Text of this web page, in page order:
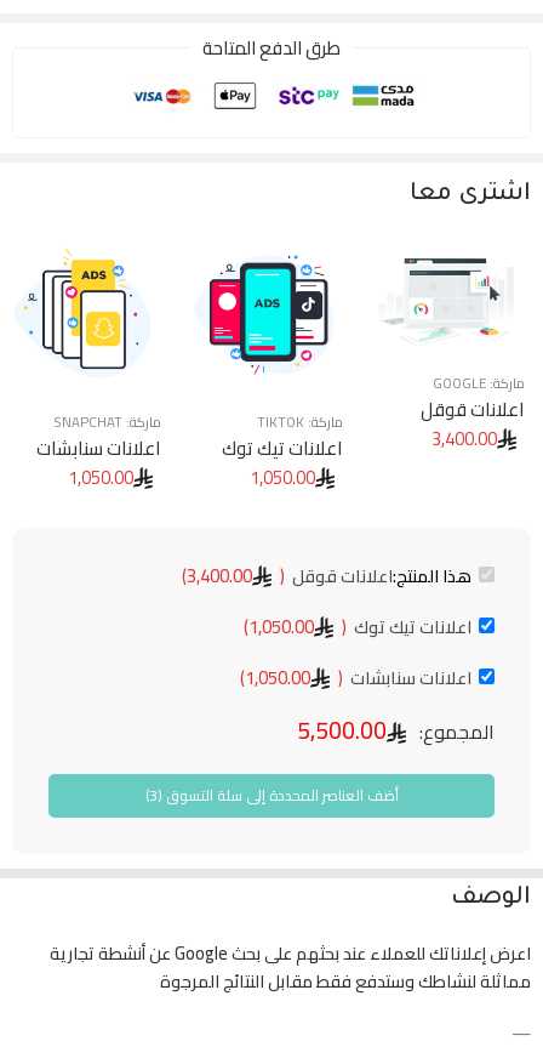
طرق الدفع المتاحة
اشترى معا
ماركة:GOOGLE
اعلانات قوقل
3,400.00 ماركة: TIKTOK
اعلانات تيك توك
1,050.00
ماركة:SNAPCHAT
اعلانات سنابشات
1,050.00
هذا المنتج:اعلانات قوقل (
3,400.00
)
اعلانات تيك توك (
1,050.00
)
اعلانات سنابشات (
1,050.00
)
المجموع: 5,500.00
أضف العناصر المحددة إلى سلة التسوق (3)
الوصف
اعرض إعلاناتك للعملاء عند بحثهم على بحث Google عن أنشطة تجارية
مماثلة لنشاطك وستدفع فقط مقابل النتائج المرجوة
—